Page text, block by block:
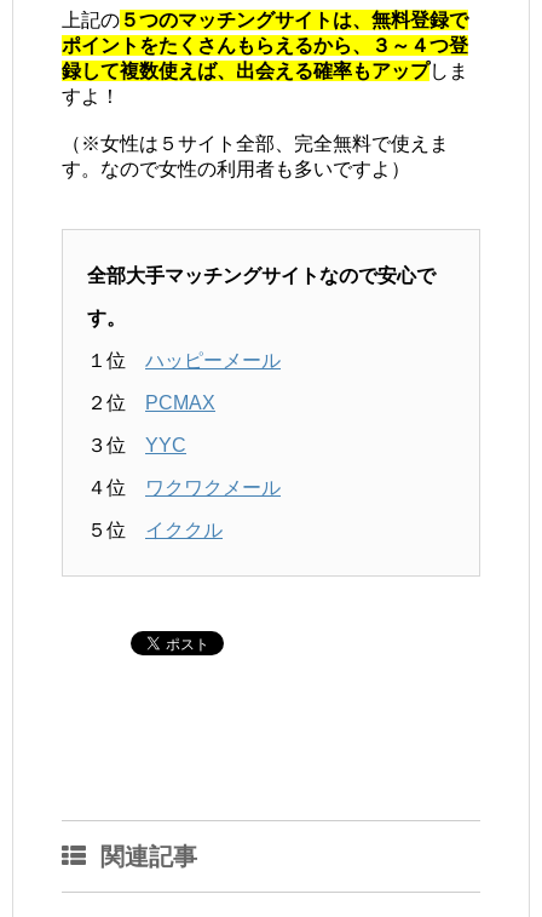
上記の ５つのマッチングサイトは、無料登録で
ポイントをたくさんもらえるから、３～４つ登
録して複数使えば、出会える確率もアップしま
すよ！
（※女性は５サイト全部、完全無料で使えま
す。なので女性の利用者も多いですよ）
全部大手マッチングサイトなので安心で
す。
１位 ハッピーメール
２位 PCMAX
３位 YYC
４位 ワクワクメール
５位 イククル
関連記事